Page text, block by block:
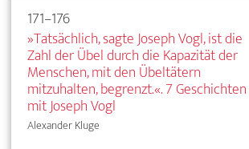
171–176
»Tatsächlich, sagte Joseph Vogl, ist die
Zahl der Übel durch die Kapazität der
Menschen, mit den Übeltätern
mitzuhalten, begrenzt.«. 7 Geschichten
mit Joseph Vogl
Alexander Kluge